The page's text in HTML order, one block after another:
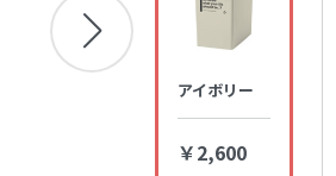
アイボリー
￥2,600